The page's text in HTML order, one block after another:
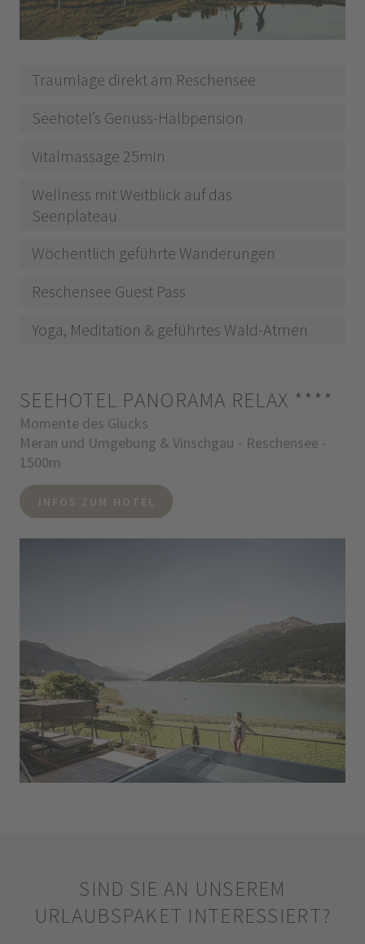
Traumlage direkt am Reschensee
Seehotel’s Genuss-Halbpension
Vitalmassage 25min
Wellness mit Weitblick auf das
Seenplateau
Wöchentlich geführte Wanderungen
Reschensee Guest Pass
Yoga, Meditation & geführtes Wald-Atmen
SEEHOTEL PANORAMA RELAX ****
Momente des Glücks
Meran und Umgebung & Vinschgau - Reschensee -
1500m
INFOS ZUM HOTEL
SIND SIE AN UNSEREM
URLAUBSPAKET INTERESSIERT?